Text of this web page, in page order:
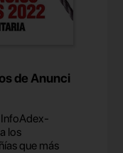
de Anunci
InfoAdex-
los
que más